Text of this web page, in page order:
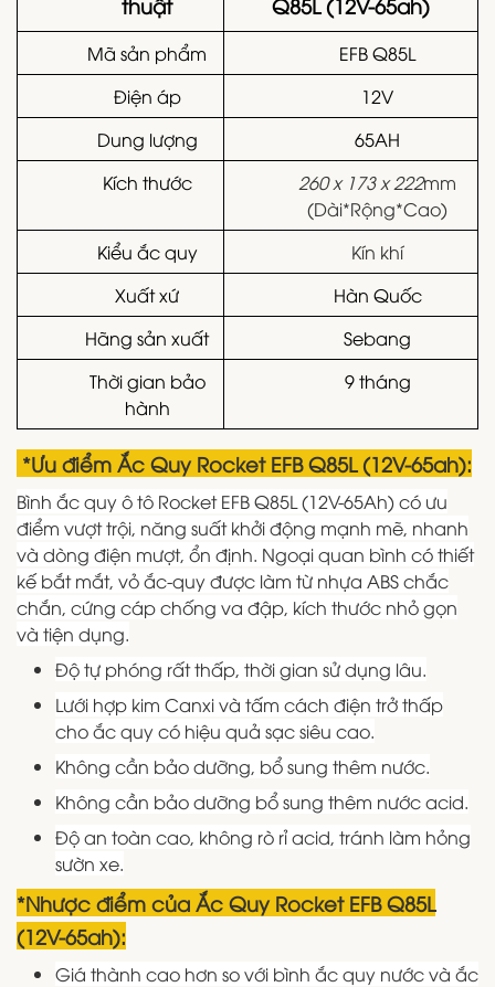
Mã sản phẩm
EFB Q85L
Điện áp
12V
Dung lượng
65AH
Kích thước
260 x 173 x 222mm
(Dài*Rộng*Cao)
Kiểu ắc quy
Kín khí
Xuất xứ
Hàn Quốc
Hãng sản xuất
Sebang
Thời gian bảo
hành
9 tháng
*Ưu điểm Ắc Quy Rocket EFB Q85L (12V-65ah):
Bình ắc quy ô tô Rocket EFB Q85L (12V-65Ah) có ưu
điểm vượt trội, năng suất khởi động mạnh mẽ, nhanh
và dòng điện mượt, ổn định. Ngoại quan bình có thiết
kế bắt mắt, vỏ ắc-quy được làm từ nhựa ABS chắc
chắn, cứng cáp chống va đập, kích thước nhỏ gọn
và tiện dụng.
Độ tự phóng rất thấp, thời gian sử dụng lâu.
Lưới hợp kim Canxi và tấm cách điện trở thấp
cho ắc quy có hiệu quả sạc siêu cao.
Không cần bảo dưỡng, bổ sung thêm nước.
Không cần bảo dưỡng bổ sung thêm nước acid.
Độ an toàn cao, không rò rỉ acid, tránh làm hỏng
sườn xe.
*Nhược điểm của Ắc Quy Rocket EFB Q85L
(12V-65ah):
Giá thành cao hơn so với bình ắc quy nước và ắc